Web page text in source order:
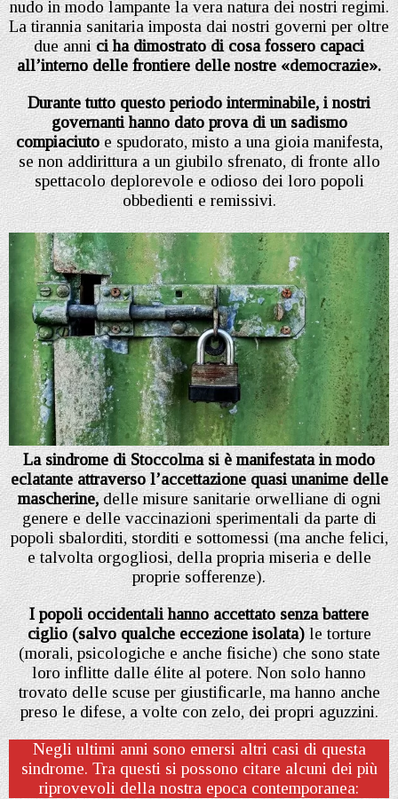
nudo in modo lampante la vera natura dei nostri regimi.
La tirannia sanitaria imposta dai nostri governi per oltre
due annici ha dimostrato di cosa fossero capaci
all’interno delle frontiere delle nostre «democrazie».
Durante tutto questo periodo interminabile, i nostri
governanti hanno dato prova di un sadismo
compiaciutoe spudorato, misto a una gioia manifesta,
se non addirittura a un giubilo sfrenato, di fronte allo
spettacolo deplorevole e odioso dei loro popoli
obbedienti e remissivi.
La sindrome di Stoccolma si è manifestata in modo
eclatante attraverso l’accettazione quasi unanime delle
mascherine,delle misure sanitarie orwelliane di ogni
genere e delle vaccinazioni sperimentali da parte di
popoli sbalorditi, storditi e sottomessi (ma anche felici,
e talvolta orgogliosi, della propria miseria e delle
proprie sofferenze).
I popoli occidentali hanno accettato senza battere
ciglio (salvo qualche eccezione isolata)le torture
(morali, psicologiche e anche fisiche) che sono state
loro inflitte dalle élite al potere. Non solo hanno
trovato delle scuse per giustificarle, ma hanno anche
preso le difese, a volte con zelo, dei propri aguzzini.
Negli ultimi anni sono emersi altri casi di questa
sindrome. Tra questi si possono citare alcuni dei più
riprovevoli della nostra epoca contemporanea: